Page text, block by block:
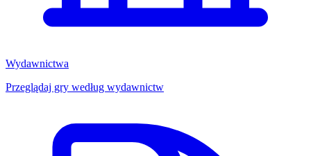
Wydawnictwa
Przeglądaj gry według wydawnictw